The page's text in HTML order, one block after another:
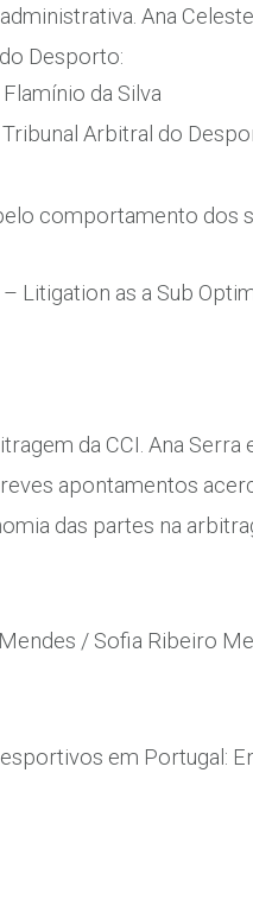
Ana
Desporto:
da Silva
Arbitral do
comportamento dos
Litigation as a Sub
da CCI. Ana Serra
apontamentos
das partes na
/ Sofia Ribeiro
em Portugal: